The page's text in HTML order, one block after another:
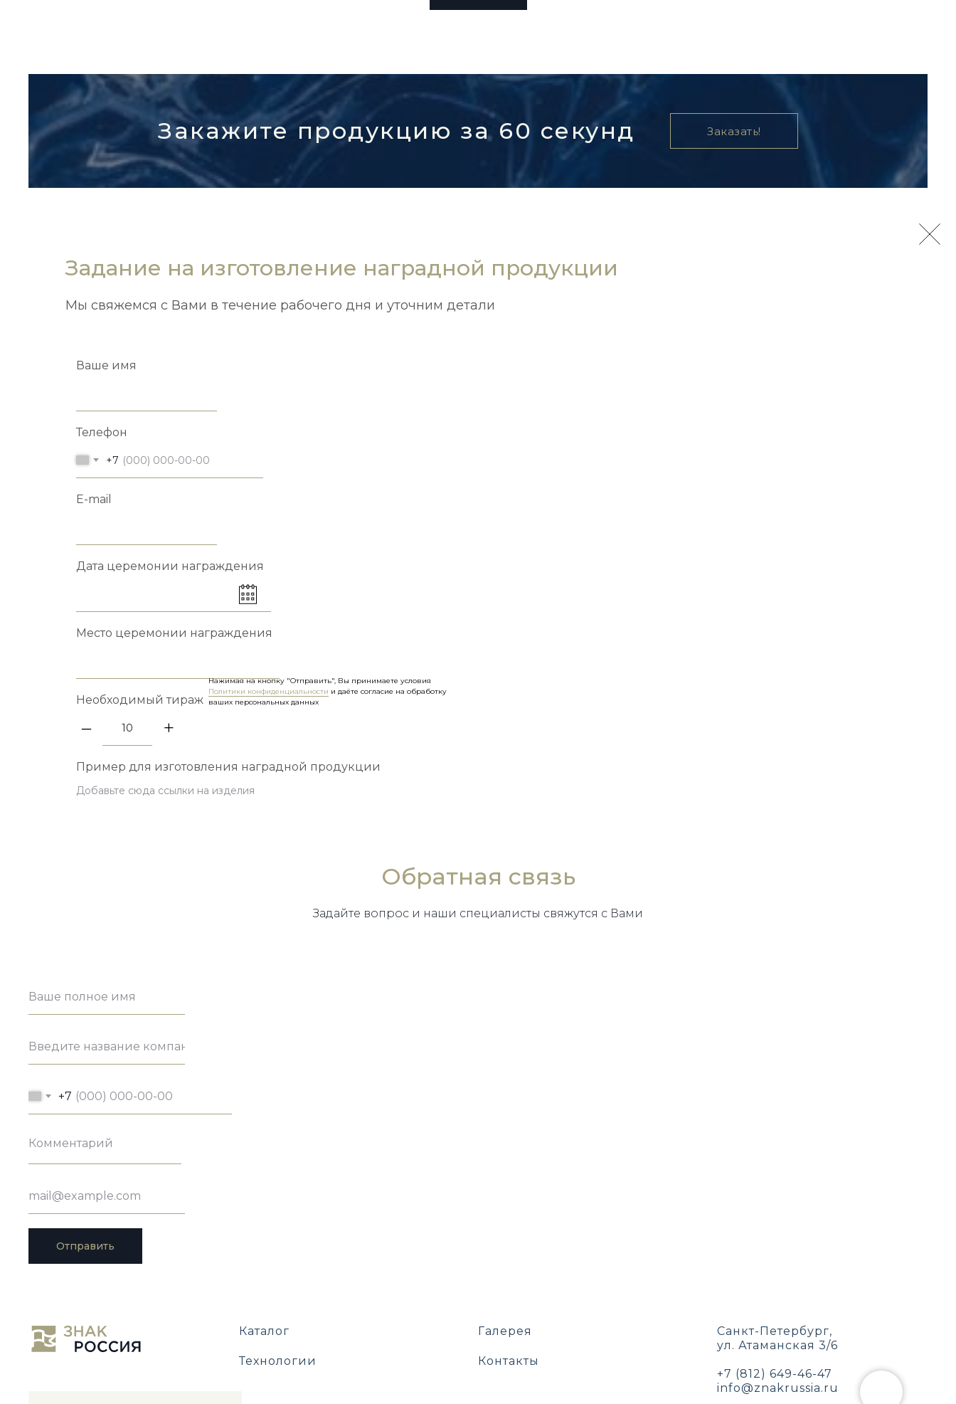
Закажите продукцию за 60 секунд Заказать!
Задание на изготовление наградной продукции
Ваше имя
Телефон
+7
E-mail
Дата церемонии награждения
Место церемонии награждения
Необходимый тираж
– +
Пример для изготовления наградной продукции
Отправить
Нажимая на кнопку "Отправить", Вы принимаете условия
Политики конфиденциальности и даёте согласие на обработку
ваших персональных данных
Мы свяжемся с Вами в течение рабочего дня и уточним детали
Обратная связь
Задайте вопрос и наши специалисты свяжутся с Вами
+7
Отправить
Каталог
Технологии
Галерея
Контакты
Санкт-Петербург,
ул. Атаманская 3/6
+7 (812) 649-46-47
info@znakrussia.ru